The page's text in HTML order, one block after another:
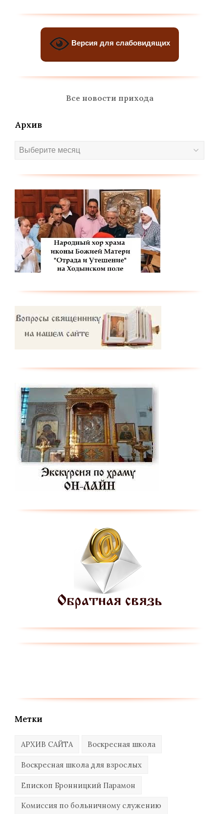
Версия для слабовидящих
Все новости прихода
Архив
Архив
Метки
АРХИВ САЙТА Воскресная школа
Воскресная школа для взрослых
Епископ Бронницкий Парамон
Комиссия по больничному служению